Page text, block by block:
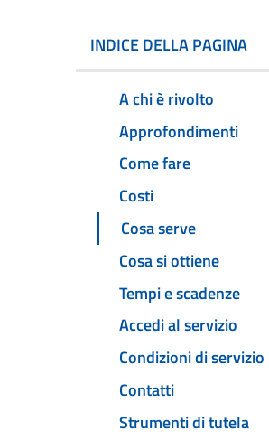
INDICE DELLA PAGINA
A chi è rivolto
Approfondimenti
Come fare
Costi
Cosa serve
Cosa si ottiene
Tempi e scadenze
Accedi al servizio
Condizioni di servizio
Contatti
Strumenti di tutela